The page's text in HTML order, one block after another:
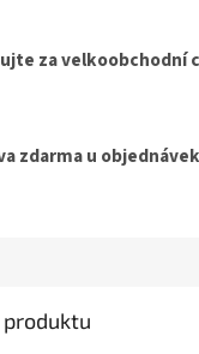
za velkoobchodní
zdarma u